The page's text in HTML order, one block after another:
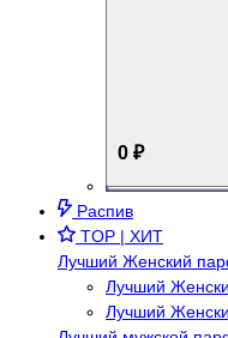
0 ₽
Распив
TOP | ХИТ
Лучший Женский
Лучший
Лучший